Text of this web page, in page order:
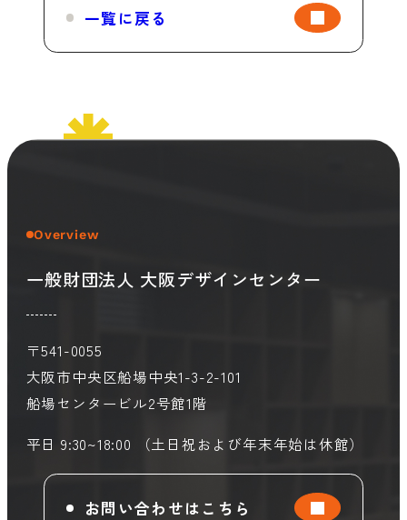
一覧に戻る
Overview
一般財団法人 大阪デザインセンター
〒541-0055
大阪市中央区船場中央1-3-2-101
船場センタービル2号館1階
平日 9:30~18:00 （土日祝および年末年始は休館）
お問い合わせはこちら